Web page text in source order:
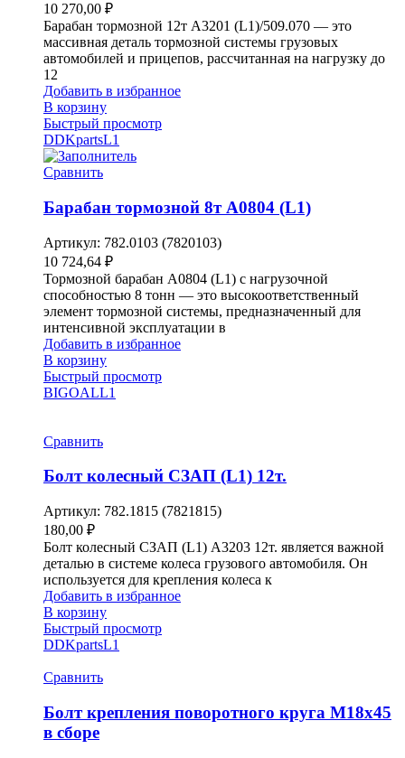
10 270,00 ₽
Барабан тормозной 12т A3201 (L1)/509.070 — это
массивная деталь тормозной системы грузовых
автомобилей и прицепов, рассчитанная на нагрузку до
12
Добавить в избранное
В корзину
Быстрый просмотр
DDKpartsL1
Сравнить
Барабан тормозной 8т A0804 (L1)
Артикул: 782.0103 (7820103)
10 724,64 ₽
Тормозной барабан A0804 (L1) с нагрузочной
способностью 8 тонн — это высокоответственный
элемент тормозной системы, предназначенный для
интенсивной эксплуатации в
Добавить в избранное
В корзину
Быстрый просмотр
BIGOALL1
Сравнить
Болт колесный СЗАП (L1) 12т.
Артикул: 782.1815 (7821815)
180,00 ₽
Болт колесный СЗАП (L1) A3203 12т. является важной
деталью в системе колеса грузового автомобиля. Он
используется для крепления колеса к
Добавить в избранное
В корзину
Быстрый просмотр
DDKpartsL1
Сравнить
Болт крепления поворотного круга М18х45
в сборе